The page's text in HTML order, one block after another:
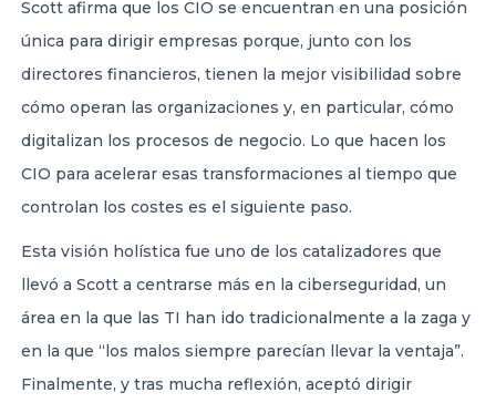
Scott afirma que los CIO se encuentran en una posición
única para dirigir empresas porque, junto con los
directores financieros, tienen la mejor visibilidad sobre
cómo operan las organizaciones y, en particular, cómo
digitalizan los procesos de negocio. Lo que hacen los
CIO para acelerar esas transformaciones al tiempo que
controlan los costes es el siguiente paso.
Esta visión holística fue uno de los catalizadores que
llevó a Scott a centrarse más en la ciberseguridad, un
área en la que las TI han ido tradicionalmente a la zaga y
en la que “los malos siempre parecían llevar la ventaja”.
Finalmente, y tras mucha reflexión, aceptó dirigir